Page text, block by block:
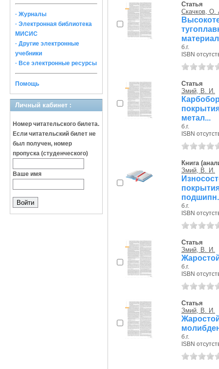
· Журналы
· Электронная библиотека
МИСИС
· Другие электронные
учебники
· Все электронные ресурсы
Помощь
Личный кабинет :
Номер читательского билета.
Если читательский билет не
был получен, номер
пропуска (студенческого)
Ваше имя
Статья
Скачков, О.
б.г.
ISBN
Статья
Змий, В. И.
метал...
б.г.
ISBN
Книга
Змий, В. И.
б.г.
ISBN
Статья
Змий, В. И.
б.г.
ISBN
Статья
Змий, В. И.
б.г.
ISBN